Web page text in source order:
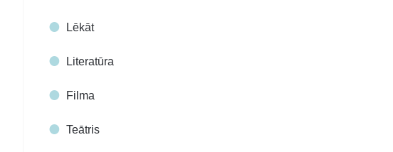
Lēkāt
Literatūra
Filma
Teātris